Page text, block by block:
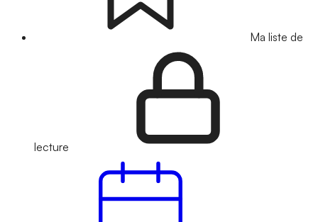
Ma liste de
lecture